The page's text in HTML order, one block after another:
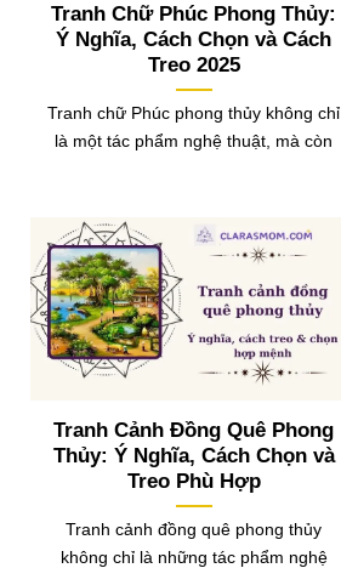
Tranh Chữ Phúc Phong Thủy:
Ý Nghĩa, Cách Chọn và Cách
Treo 2025
Tranh chữ Phúc phong thủy không chỉ
là một tác phẩm nghệ thuật, mà còn
Tranh Cảnh Đồng Quê Phong
Thủy: Ý Nghĩa, Cách Chọn và
Treo Phù Hợp
Tranh cảnh đồng quê phong thủy
không chỉ là những tác phẩm nghệ